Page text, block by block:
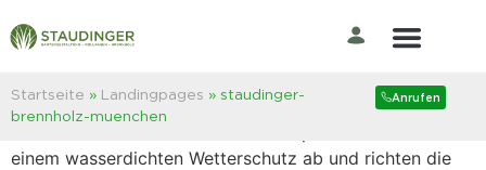
Startseite » Landingpages » staudinger-
brennholz-muenchen
Anrufen
Brennholz richtig lagern
Damit Sie Freude an Ihrem Kaminholz haben, empfehlen
wir, die Holzscheite im Stapel draußen zu lagern.
einem wasserdichten Wetterschutz ab und richten die